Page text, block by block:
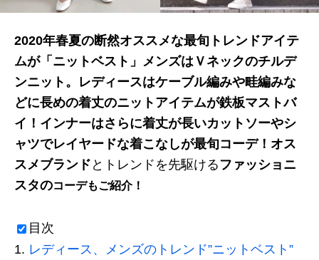
2020年春夏の断然オススメな最旬トレンドアイテ
ムが「ニットベスト」メンズはＶネックのチルデ
ンニット。レディースはケーブル編みや畦編みな
どに長めの着丈のニットアイテムが鉄板マストバ
イ ！インナーはさらに着丈が長いカットソーやシ
ャツでレイヤードな着こなしが最旬コーデ！ オス
スメブランド とトレンドを先駆ける ファッショニ
スタのコーデもご紹介！
目次
レディース、メンズのトレンド”ニットベスト”